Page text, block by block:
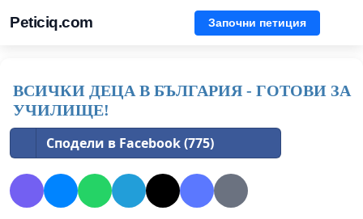
Peticiq.com Започни петиция
ВСИЧКИ ДЕЦА В БЪЛГАРИЯ - ГОТОВИ ЗА
УЧИЛИЩЕ!
Сподели в Facebook (775)